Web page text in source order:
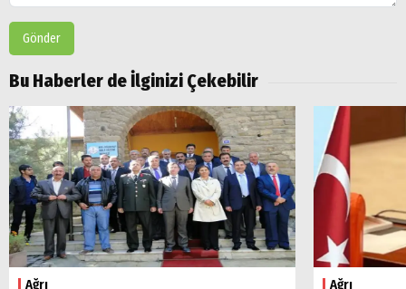
Gönder
Bu Haberler de İlginizi Çekebilir
Ağrı Ağrı